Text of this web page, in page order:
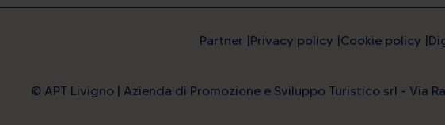
Partner Privacy policy Cookie policy
© APT Livigno | Azienda di Promozione e Sviluppo Turistico srl - Via